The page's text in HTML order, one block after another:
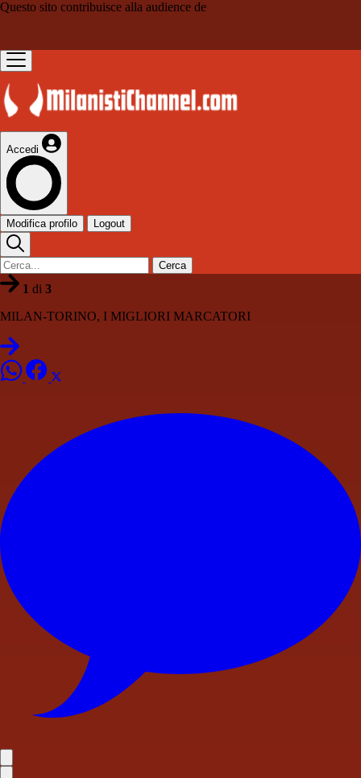
Questo sito contribuisce alla audience de
Accedi
Modifica profilo Logout
Cerca
1 di 3
MILAN-TORINO, I MIGLIORI MARCATORI